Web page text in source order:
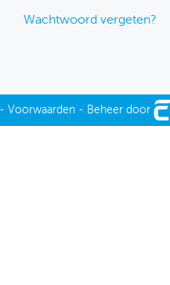
Wachtwoord vergeten?
Voorwaarden - Beheer door